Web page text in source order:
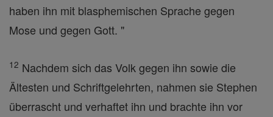
haben ihn mit blasphemischen Sprache gegen
Mose und gegen Gott. "
12 Nachdem sich das Volk gegen ihn sowie die
Ältesten und Schriftgelehrten, nahmen sie Stephen
überrascht und verhaftet ihn und brachte ihn vor